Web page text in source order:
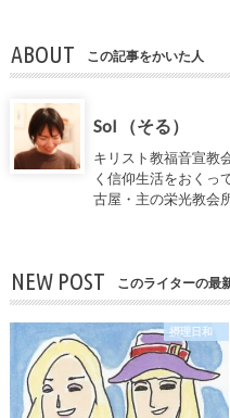
ABOUT この記事をかいた人
Sol （そる）
キリスト教福音宣教
く信仰生活をおくっ
古屋・主の栄光教会
NEW POST このライターの最
摂理日和